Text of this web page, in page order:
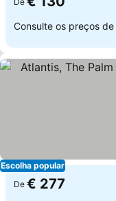
Consulte os preços de
Escolha popular
De € 277